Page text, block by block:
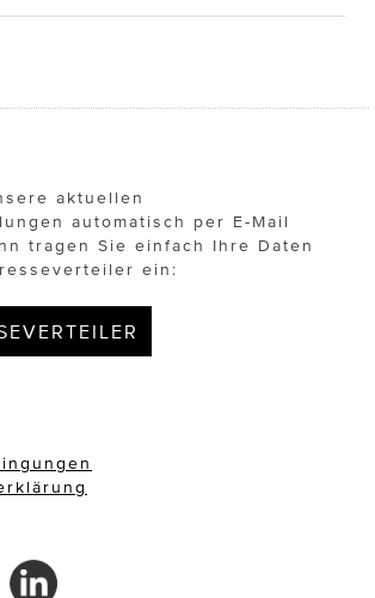
aktuellen
automatisch per E-Mail
tragen Sie einfach Ihre Daten
ein: